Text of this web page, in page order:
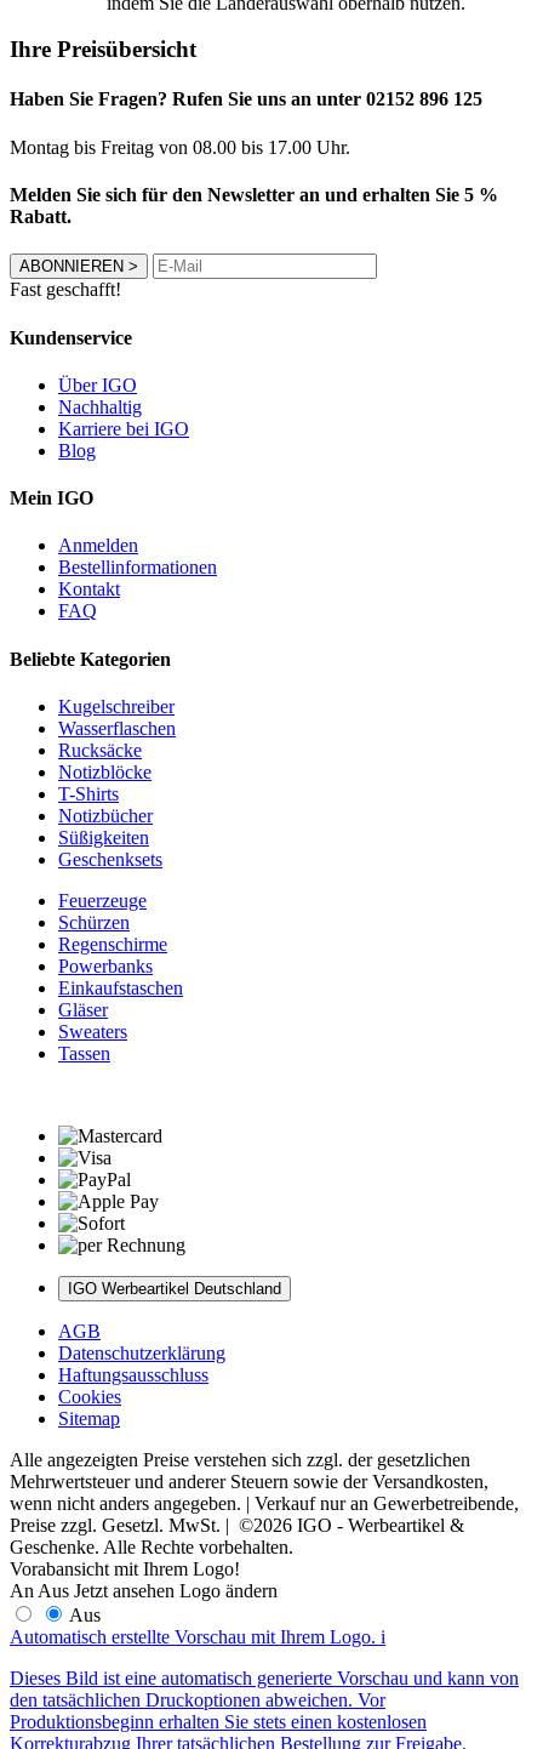
Ihre Preisübersicht
Haben Sie Fragen? Rufen Sie uns an unter 02152 896 125
Montag bis Freitag von 08.00 bis 17.00 Uhr.
Melden Sie sich für den Newsletter an und erhalten Sie 5 %
Rabatt.
ABONNIEREN >
Fast geschafft!
Kundenservice
Über IGO
Nachhaltig
Karriere bei IGO
Blog
Mein IGO
Anmelden
Bestellinformationen
Kontakt
FAQ
Beliebte Kategorien
Kugelschreiber
Wasserflaschen
Rucksäcke
Notizblöcke
T-Shirts
Notizbücher
Süßigkeiten
Geschenksets
Feuerzeuge
Schürzen
Regenschirme
Powerbanks
Einkaufstaschen
Gläser
Sweaters
Tassen
IGO Werbeartikel Deutschland
AGB
Datenschutzerklärung
Haftungsausschluss
Cookies
Sitemap
Alle angezeigten Preise verstehen sich zzgl. der gesetzlichen
Mehrwertsteuer und anderer Steuern sowie der Versandkosten,
wenn nicht anders angegeben. | Verkauf nur an Gewerbetreibende,
Preise zzgl. Gesetzl. MwSt. | ©2026 IGO - Werbeartikel &
Geschenke. Alle Rechte vorbehalten.
Vorabansicht mit Ihrem Logo!
An Aus Jetzt ansehen Logo ändern
Aus
Automatisch erstellte Vorschau mit Ihrem Logo. i
Dieses Bild ist eine automatisch generierte Vorschau und kann von
den tatsächlichen Druckoptionen abweichen. Vor
Produktionsbeginn erhalten Sie stets einen kostenlosen
Korrekturabzug Ihrer tatsächlichen Bestellung zur Freigabe.